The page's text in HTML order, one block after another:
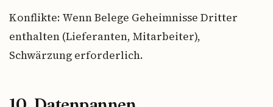
Konflikte: Wenn Belege Geheimnisse Dritter
enthalten (Lieferanten, Mitarbeiter),
Schwärzung erforderlich.